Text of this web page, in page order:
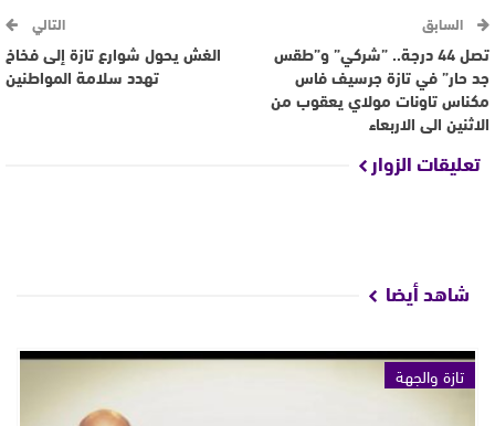
السابق
تصل 44 درجة.. ”شركي” و”طقس
جد حار” في تازة جرسيف فاس
مكناس تاونات مولاي يعقوب من
الاثنين الى الاربعاء
التالي
الغش يحول شوارع تازة إلى فخاخ
تهدد سلامة المواطنين
تعليقات الزوار
شاهد أيضا
تازة والجهة